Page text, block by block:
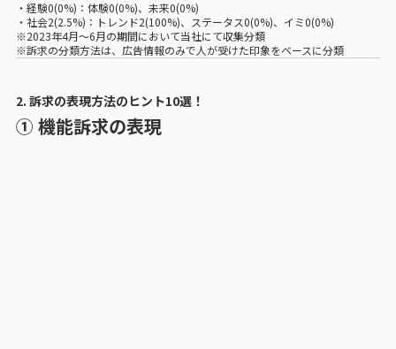
・経験0(0%)：体験0(0%)、未来0(0%)
・社会2(2.5%)：トレンド2(100%)、ステータス0(0%)、イミ0(0%)
※2023年4月〜6月の期間において当社にて収集分類
※訴求の分類方法は、広告情報のみで人が受けた印象をベースに分類
2. 訴求の表現方法のヒント10選！
① 機能訴求の表現